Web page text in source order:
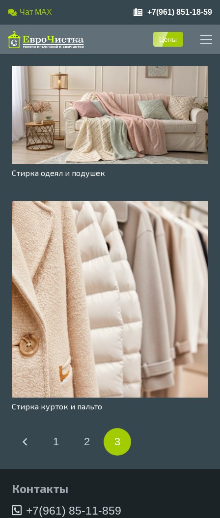
Чат MAX +7(961) 851-18-59
Цены
Стирка одеял и подушек
Стирка курток и пальто
1 2 3
Контакты
+7(961) 85-11-859